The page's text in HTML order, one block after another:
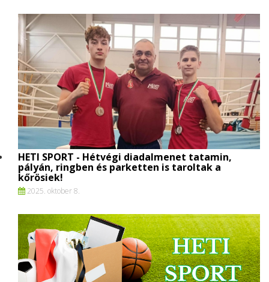
HETI SPORT - Hétvégi diadalmenet tatamin,
pályán, ringben és parketten is taroltak a
kőrösiek!
2025. oktober 8.